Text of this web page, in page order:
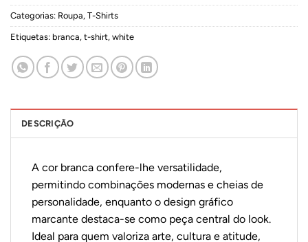
Categorias: Roupa, T-Shirts
Etiquetas: branca, t-shirt, white
DESCRIÇÃO
A cor branca confere-lhe versatilidade,
permitindo combinações modernas e cheias de
personalidade, enquanto o design gráfico
marcante destaca-se como peça central do look.
Ideal para quem valoriza arte, cultura e atitude,